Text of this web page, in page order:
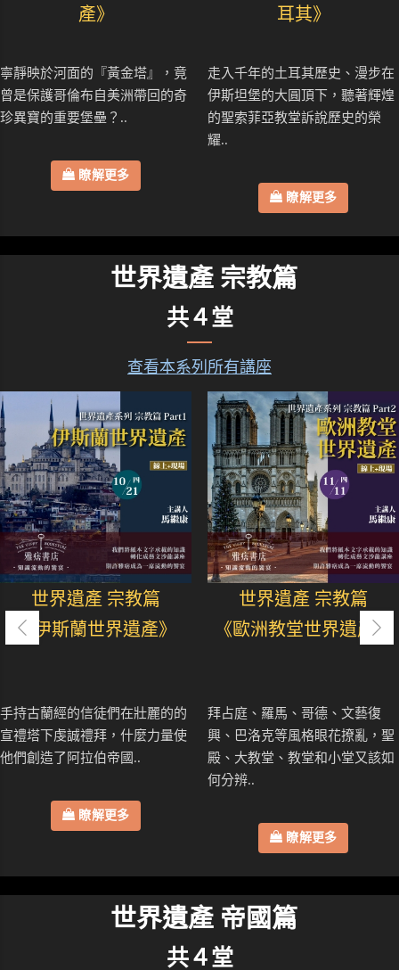
產》
寧靜映於河面的『黃金塔』，竟
曾是保護哥倫布自美洲帶回的奇
珍異寶的重要堡壘？..
瞭解更多
耳其》
走入千年的土耳其歷史、漫步在
伊斯坦堡的大圓頂下，聽著輝煌
的聖索菲亞教堂訴說歷史的榮
耀..
瞭解更多
世界遺產 宗教篇
共４堂
查看本系列所有講座
世界遺產 宗教篇
《伊斯蘭世界遺產》
手持古蘭經的信徒們在壯麗的的
宣禮塔下虔誠禮拜，什麼力量使
他們創造了阿拉伯帝國..
瞭解更多
世界遺產 宗教篇
《歐洲教堂世界遺產》
拜占庭、羅馬、哥德、文藝復
興、巴洛克等風格眼花撩亂，聖
殿、大教堂、教堂和小堂又該如
何分辨..
瞭解更多
世界遺產 帝國篇
共４堂